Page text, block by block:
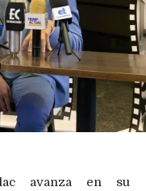
avanza en su